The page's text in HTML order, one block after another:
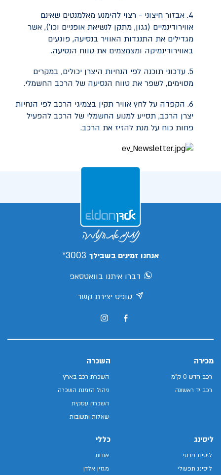
4. אבזור חיצוני - רצוי להימנע מאלמנטים שאינם
אווירודינמיים (גגון, מתקן לנשיאת אופניים וכו'), אשר
מגדילים את התנגדות האוויר בנסיעה, פוגעים
באווירודינמיקה ומצמצמים את טווח הנסיעה.
5. עדכוני תוכנה לפי הנחיות היצרן יכולים, במקרים
מסוימים, לשפר את טווח הנסיעה של הרכב החשמלי.
6. הקפדה על לחץ אוויר תקין בצמיגי הרכב לפי הנחיות
יצרן הרכב, תסייע למנוע החשמלי של הרכב להפעיל
פחות כוח על מנת להזיז את הרכב.
אנחנו זמינים בשבילך 3003*
דברו איתנו בוואטסאפ
טופס יצירת קשר
מכירה
רכב חדש 0 ק"מ
רכב יד ראשונה
השכרה
השכרת רכב בארץ
ניהול הזמנת השכרה
השכרה עסקית
שאלות ותשובות
ליסינג
ליסינג פרטי
ליסינג תפעולי
כללי
אודות
מגזין אלדן